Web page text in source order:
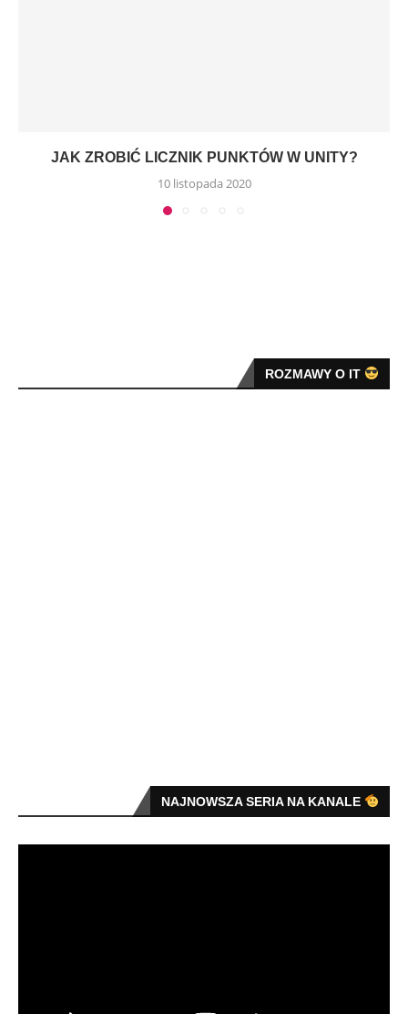
JAK ZROBIĆ LICZNIK PUNKTÓW W UNITY?
10 listopada 2020
ROZMAWY O IT
NAJNOWSZA SERIA NA KANALE